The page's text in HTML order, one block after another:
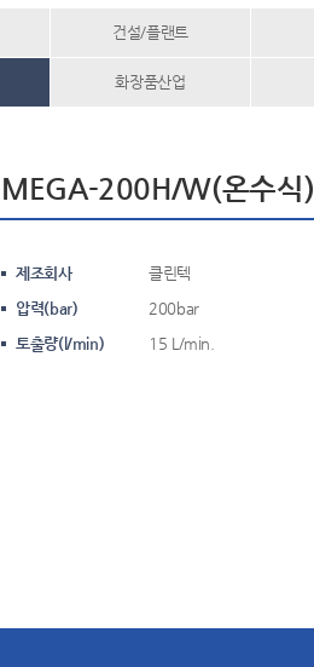
건설/플랜트
화장품산업
MEGA-200H/W(온수식)
제조회사
클린텍
압력(bar)
200bar
토출량(l/min)
15 L/min.